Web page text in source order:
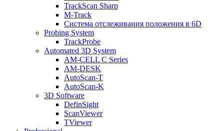
TrackScan Sharp
M-Track
Система отслеживания положения в 6D
Probing System
TrackProbe
Automated 3D System
AM-CELL C Series
AM-DESK
AutoScan-T
AutoScan-K
3D Software
DefinSight
ScanViewer
TViewer